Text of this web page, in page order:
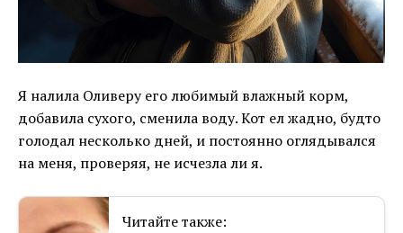
Я налила Оливеру его любимый влажный корм,
добавила сухого, сменила воду. Кот ел жадно, будто
голодал несколько дней, и постоянно оглядывался
на меня, проверяя, не исчезла ли я.
Читайте также: